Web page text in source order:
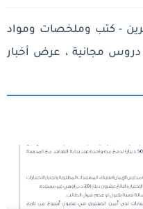
- كتب وملخصات ومواد
مجانية ، عرض أخبار